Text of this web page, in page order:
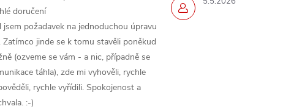
doručení
jsem požadavek na jednoduchou úpravu
Zatímco jinde se k tomu stavěli poněkud
(ozveme se vám - a nic, případně se
táhla), zde mi vyhověli, rychle
rychle vyřídili. Spokojenost a
:-)